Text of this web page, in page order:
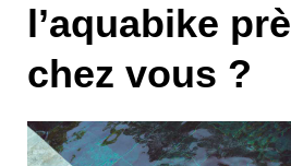
l’aquabike
chez vous ?